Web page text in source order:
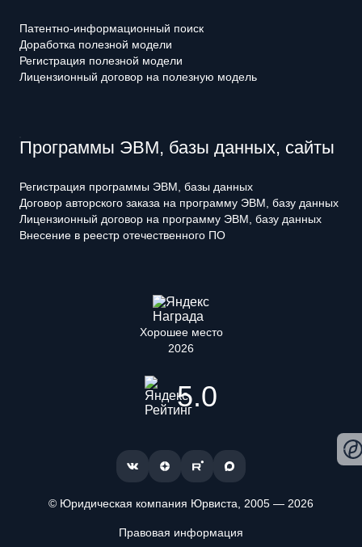
Патентно-информационный поиск
Доработка полезной модели
Регистрация полезной модели
Лицензионный договор на полезную модель
Программы ЭВМ, базы данных, сайты
Регистрация программы ЭВМ, базы данных
Договор авторского заказа на программу ЭВМ, базу данных
Лицензионный договор на программу ЭВМ, базу данных
Внесение в реестр отечественного ПО
Хорошее место
2026
5.0
© Юридическая компания Юрвиста, 2005 — 2026
Правовая информация